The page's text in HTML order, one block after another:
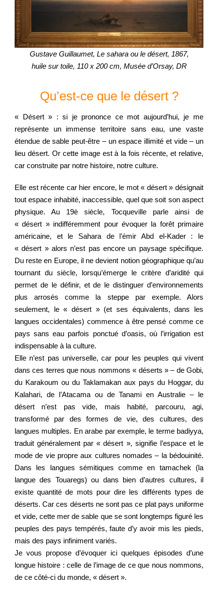
Gustave Guillaumet, Le sahara ou le désert, 1867,
huile sur toile, 110 x 200 cm, Musée d’Orsay, DR
Qu’est-ce que le désert ?
« Désert » : si je prononce ce mot aujourd’hui, je me
représente un immense territoire sans eau, une vaste
étendue de sable peut-être – un espace illimité et vide – un
lieu désert. Or cette image est à la fois récente, et relative,
car construite par notre histoire, notre culture.
Elle est récente car hier encore, le mot « désert » désignait
tout espace inhabité, inaccessible, quel que soit son aspect
physique. Au 19è siècle, Tocqueville parle ainsi de
« désert » indifféremment pour évoquer la forêt primaire
américaine, et le Sahara de l’émir Abd el-Kader : le
« désert » alors n’est pas encore un paysage spécifique.
Du reste en Europe, il ne devient notion géographique qu’au
tournant du siècle, lorsqu’émerge le critère d’aridité qui
permet de le définir, et de le distinguer d’environnements
plus arrosés comme la steppe par exemple. Alors
seulement, le « désert » (et ses équivalents, dans les
langues occidentales) commence à être pensé comme ce
pays sans eau parfois ponctué d’oasis, où l’irrigation est
indispensable à la culture.
Elle n’est pas universelle, car pour les peuples qui vivent
dans ces terres que nous nommons « déserts » – de Gobi,
du Karakoum ou du Taklamakan aux pays du Hoggar, du
Kalahari, de l’Atacama ou de Tanami en Australie – le
désert n’est pas vide, mais habité, parcouru, agi,
transformé par des formes de vie, des cultures, des
langues multiples. En arabe par exemple, le terme badiyya,
traduit généralement par « désert », signifie l’espace et le
mode de vie propre aux cultures nomades – la bédouinité.
Dans les langues sémitiques comme en tamachek (la
langue des Touaregs) ou dans bien d’autres cultures, il
existe quantité de mots pour dire les différents types de
déserts. Car ces déserts ne sont pas ce plat pays uniforme
et vide, cette mer de sable que se sont longtemps figuré les
peuples des pays tempérés, faute d’y avoir mis les pieds,
mais des pays infiniment variés.
Je vous propose d’évoquer ici quelques épisodes d’une
longue histoire : celle de l’image de ce que nous nommons,
de ce côté-ci du monde, « désert ».